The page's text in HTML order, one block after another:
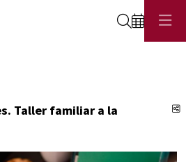
Cerca
Taller familiar a la